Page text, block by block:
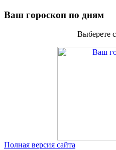
Ваш гороскоп по дням
Выберете
Полная версия сайта